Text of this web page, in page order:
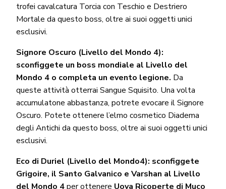
trofei cavalcatura Torcia con Teschio e Destriero
Mortale da questo boss, oltre ai suoi oggetti unici
esclusivi.
Signore Oscuro (Livello del Mondo 4):
sconfiggete un boss mondiale al Livello del
Mondo 4 o completa un evento legione. Da
queste attività otterrai Sangue Squisito. Una volta
accumulatone abbastanza, potrete evocare il Signore
Oscuro. Potete ottenere l’elmo cosmetico Diadema
degli Antichi da questo boss, oltre ai suoi oggetti unici
esclusivi.
Eco di Duriel (Livello del Mondo4): sconfiggete
Grigoire, il Santo Galvanico e Varshan al Livello
del Mondo 4per ottenere Uova Ricoperte di Muco